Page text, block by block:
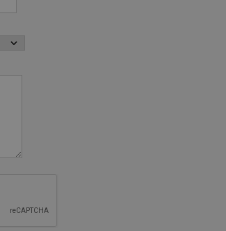
per riporre facilmente tutto ciò di cui hai
pull buoy e pinne.
a 2 paia di scarpe o pinne da allenamento